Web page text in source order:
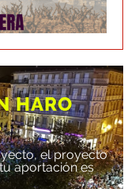
HARO
el proyecto
aportación es